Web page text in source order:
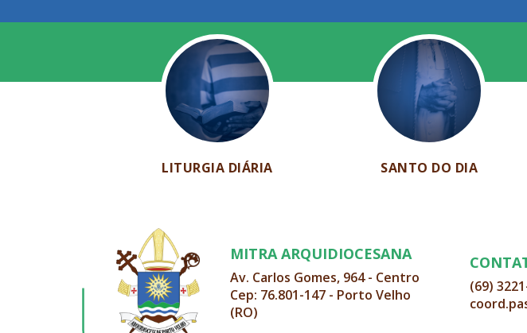
LITURGIA DIÁRIA SANTO DO DIA
MITRA ARQUIDIOCESANA
Av. Carlos Gomes, 964 - Centro
Cep: 76.801-147 - Porto Velho
(RO)
(69)